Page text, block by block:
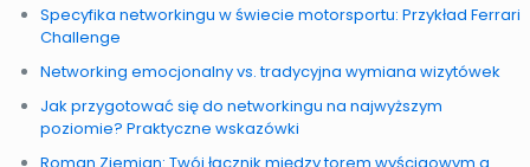
Specyfika networkingu w świecie motorsportu: Przykład Ferrari
Challenge
Networking emocjonalny vs. tradycyjna wymiana wizytówek
Jak przygotować się do networkingu na najwyższym
poziomie? Praktyczne wskazówki